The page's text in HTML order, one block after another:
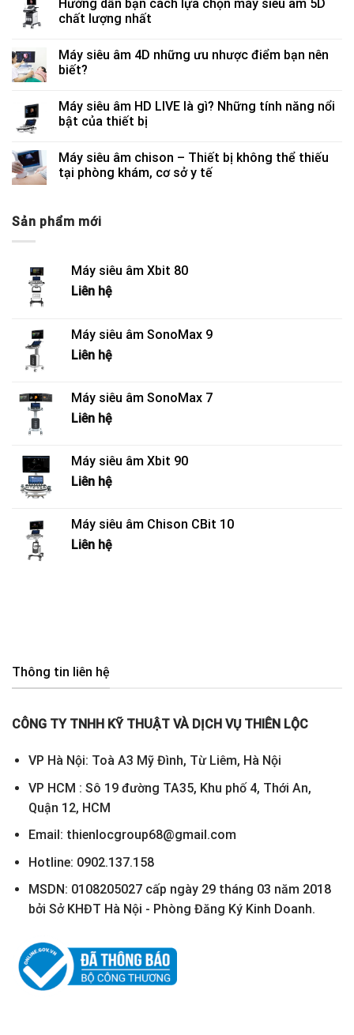
Hướng dẫn bạn cách lựa chọn máy siêu âm 5D
chất lượng nhất
Máy siêu âm 4D những ưu nhược điểm bạn nên
biết?
Máy siêu âm HD LIVE là gì? Những tính năng nổi
bật của thiết bị
Máy siêu âm chison – Thiết bị không thể thiếu
tại phòng khám, cơ sở y tế
Sản phẩm mới
Máy siêu âm Xbit 80
Liên hệ
Máy siêu âm SonoMax 9
Liên hệ
Máy siêu âm SonoMax 7
Liên hệ
Máy siêu âm Xbit 90
Liên hệ
Máy siêu âm Chison CBit 10
Liên hệ
Thông tin liên hệ
CÔNG TY TNHH KỸ THUẬT VÀ DỊCH VỤ THIÊN LỘC
VP Hà Nội: Toà A3 Mỹ Đình, Từ Liêm, Hà Nội
VP HCM : Sô 19 đường TA35, Khu phố 4, Thới An,
Quận 12, HCM
Email: thienlocgroup68@gmail.com
Hotline: 0902.137.158
MSDN: 0108205027 cấp ngày 29 tháng 03 năm 2018
bởi Sở KHĐT Hà Nội - Phòng Đăng Ký Kinh Doanh.